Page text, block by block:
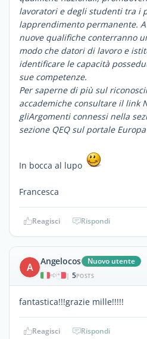
lavoratori e degli studenti tra i
lapprendimento permanente.
nuove qualifiche conterranno
modo che datori di lavoro e
identificare le capacità
sue competenze.
Per saperne di più sul
accademiche consultare il link
gliArgomenti connessi nella
sezione QEQ sul portale
In bocca al lupo
Francesca
Reagisci Rispondi
A Angelocos Nuovo utente
| 5POSTS
fantastica!!!grazie mille!!!!!
Reagisci Rispondi